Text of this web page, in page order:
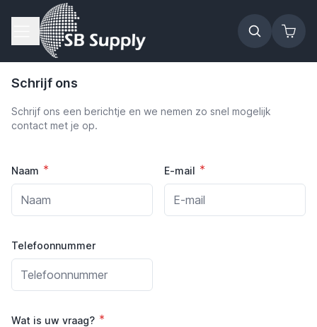
Ga naar de inhoud
Schrijf ons
Schrijf ons een berichtje en we nemen zo snel mogelijk
contact met je op.
Naam E-mail
Telefoonnummer
Wat is uw vraag?